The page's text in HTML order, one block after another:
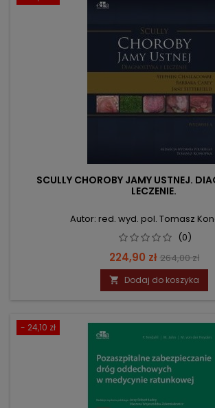
SCULLY CHOROBY JAMY USTNEJ.
LECZENIE.
Autor: red. wyd. pol. Tomasz
(0)
Cena
224,90 zł Cena
264,00 zł
 Dodaj do koszyka
- 24,10 zł